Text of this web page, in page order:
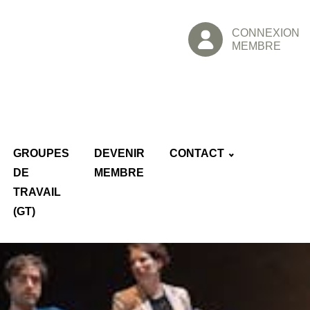
CONNEXION
MEMBRE
GROUPES
DE
TRAVAIL
(GT)
DEVENIR
MEMBRE
CONTACT